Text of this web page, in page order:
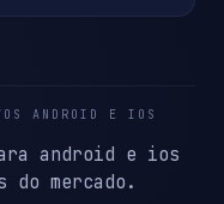
ANDROID E IOS
android e ios
do mercado.